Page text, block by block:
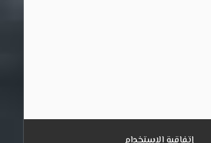
إتفاقية الاستخدام